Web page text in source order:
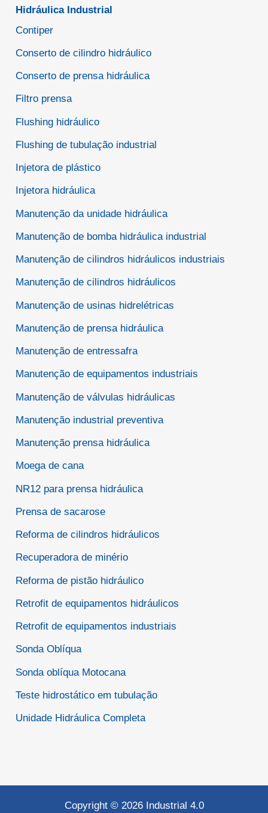
Hidráulica Industrial
Contiper
Conserto de cilindro hidráulico
Conserto de prensa hidráulica
Filtro prensa
Flushing hidráulico
Flushing de tubulação industrial
Injetora de plástico
Injetora hidráulica
Manutenção da unidade hidráulica
Manutenção de bomba hidráulica industrial
Manutenção de cilindros hidráulicos industriais
Manutenção de cilindros hidráulicos
Manutenção de usinas hidrelétricas
Manutenção de prensa hidráulica
Manutenção de entressafra
Manutenção de equipamentos industriais
Manutenção de válvulas hidráulicas
Manutenção industrial preventiva
Manutenção prensa hidráulica
Moega de cana
NR12 para prensa hidráulica
Prensa de sacarose
Reforma de cilindros hidráulicos
Recuperadora de minério
Reforma de pistão hidráulico
Retrofit de equipamentos hidráulicos
Retrofit de equipamentos industriais
Sonda Oblíqua
Sonda oblíqua Motocana
Teste hidrostático em tubulação
Unidade Hidráulica Completa
Copyright © 2026 Industrial 4.0